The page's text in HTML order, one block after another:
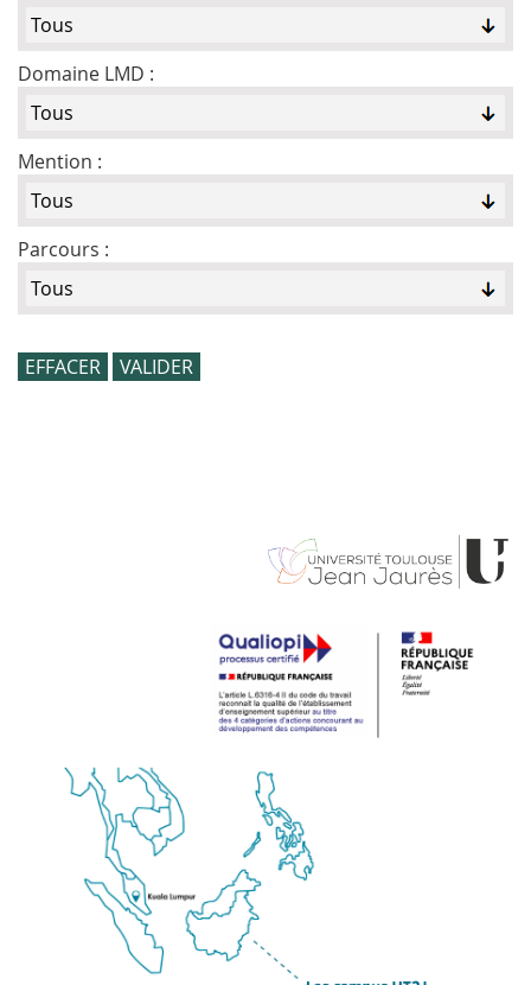
Domaine LMD :
Mention :
Parcours :